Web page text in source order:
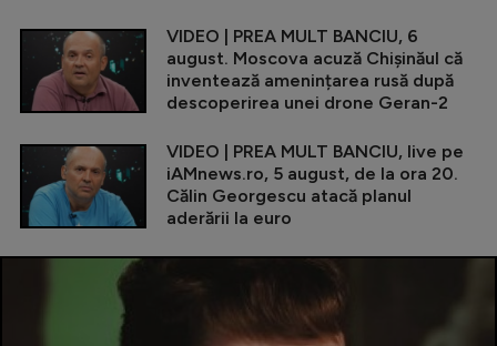
VIDEO | PREA MULT BANCIU, 6
august. Moscova acuză Chișinăul că
inventează amenințarea rusă după
descoperirea unei drone Geran-2
VIDEO | PREA MULT BANCIU, live pe
iAMnews.ro, 5 august, de la ora 20.
Călin Georgescu atacă planul
aderării la euro